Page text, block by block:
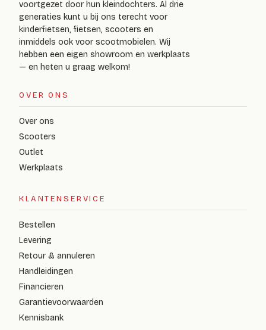
voortgezet door hun kleindochters. Al drie
generaties kunt u bij ons terecht voor
kinderfietsen, fietsen, scooters en
inmiddels ook voor scootmobielen. Wij
hebben een eigen showroom en werkplaats
— en heten u graag welkom!
OVER ONS
Over ons
Scooters
Outlet
Werkplaats
KLANTENSERVICE
Bestellen
Levering
Retour & annuleren
Handleidingen
Financieren
Garantievoorwaarden
Kennisbank